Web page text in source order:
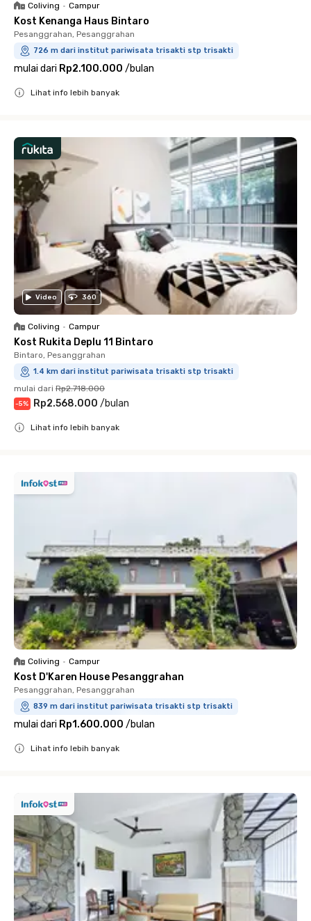
Coliving • Campur
Kost Kenanga Haus Bintaro
Pesanggrahan, Pesanggrahan
726 m dari institut pariwisata trisakti stp trisakti
mulai dari Rp2.100.000 /bulan
Lihat info lebih banyak
Video 360
Coliving • Campur
Kost Rukita Deplu 11 Bintaro
Bintaro, Pesanggrahan
1.4 km dari institut pariwisata trisakti stp trisakti
mulai dari Rp2.718.000
-5% Rp2.568.000 /bulan
Lihat info lebih banyak
Coliving • Campur
Kost D'Karen House Pesanggrahan
Pesanggrahan, Pesanggrahan
839 m dari institut pariwisata trisakti stp trisakti
mulai dari Rp1.600.000 /bulan
Lihat info lebih banyak